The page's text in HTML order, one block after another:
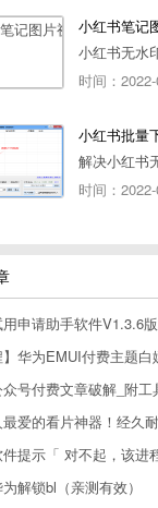
小红书无水
时间：
解决小红书
时间：
助手软件V1.3.6版本使用教程，免费领
】华为EMUI付费主题白嫖免
号付费文章破解_附工
爱的看片神器！经久耐用
提示「 对不起，该进
解锁bl（亲测有效）